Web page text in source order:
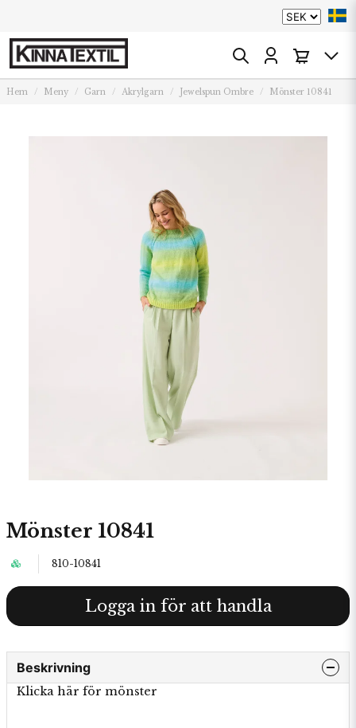
Hem Meny Garn Akrylgarn Jewelspun Ombre Mönster 10841
Mönster 10841
810-10841
Logga in för att handla
Beskrivning
Klicka här för mönster